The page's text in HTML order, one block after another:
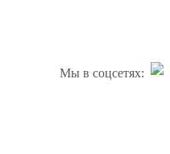
Мы в соцсетях: